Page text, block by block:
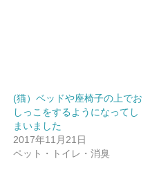
(猫）ベッドや座椅子の上でお
しっこをするようになってし
まいました
2017年11月21日
ペット・トイレ・消臭